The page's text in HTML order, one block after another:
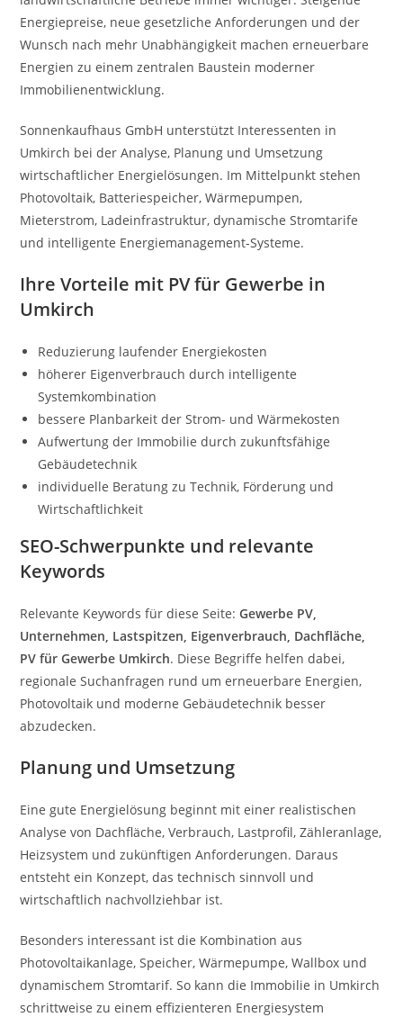
Energiepreise, neue gesetzliche Anforderungen und der
Wunsch nach mehr Unabhängigkeit machen erneuerbare
Energien zu einem zentralen Baustein moderner
Immobilienentwicklung.
Sonnenkaufhaus GmbH unterstützt Interessenten in
Umkirch bei der Analyse, Planung und Umsetzung
wirtschaftlicher Energielösungen. Im Mittelpunkt stehen
Photovoltaik, Batteriespeicher, Wärmepumpen,
Mieterstrom, Ladeinfrastruktur, dynamische Stromtarife
und intelligente Energiemanagement-Systeme.
Ihre Vorteile mit PV für Gewerbe in
Umkirch
Reduzierung laufender Energiekosten
höherer Eigenverbrauch durch intelligente
Systemkombination
bessere Planbarkeit der Strom- und Wärmekosten
Aufwertung der Immobilie durch zukunftsfähige
Gebäudetechnik
individuelle Beratung zu Technik, Förderung und
Wirtschaftlichkeit
SEO-Schwerpunkte und relevante
Keywords
Relevante Keywords für diese Seite:Gewerbe PV,
Unternehmen, Lastspitzen, Eigenverbrauch, Dachfläche,
PV für Gewerbe Umkirch. Diese Begriffe helfen dabei,
regionale Suchanfragen rund um erneuerbare Energien,
Photovoltaik und moderne Gebäudetechnik besser
abzudecken.
Planung und Umsetzung
Eine gute Energielösung beginnt mit einer realistischen
Analyse von Dachfläche, Verbrauch, Lastprofil, Zähleranlage,
Heizsystem und zukünftigen Anforderungen. Daraus
entsteht ein Konzept, das technisch sinnvoll und
wirtschaftlich nachvollziehbar ist.
Besonders interessant ist die Kombination aus
Photovoltaikanlage, Speicher, Wärmepumpe, Wallbox und
dynamischem Stromtarif. So kann die Immobilie in Umkirch
schrittweise zu einem effizienteren Energiesystem